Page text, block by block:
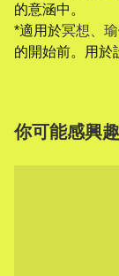
的意涵中。
*適用於冥想、
的開始前。用於
你可能感興